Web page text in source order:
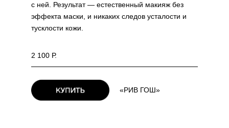
с ней. Результат — естественный макияж без
эффекта маски, и никаких следов усталости и
тусклости кожи.
2 100 Р.
«РИВ ГОШ»